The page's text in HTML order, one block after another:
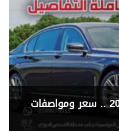
بي ام دبليو الفئة السابعة 2022 .. سعر ومواصفات